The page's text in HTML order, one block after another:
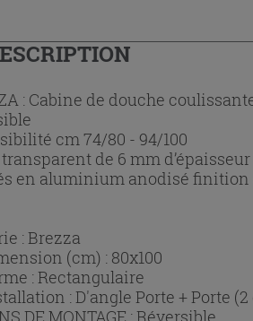
: Cabine de douche
cm 74/80 - 94/100
de 6 mm
en aluminium anodisé finition
:Brezza
(cm) : 80x100
:Rectangulaire
:D'angle Porte + Porte
DE MONTAGE :Réversible